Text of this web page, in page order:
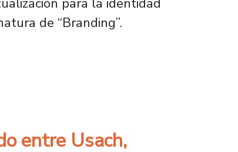
de “Branding”.
de la comunidad de egresados y
entre Usach,